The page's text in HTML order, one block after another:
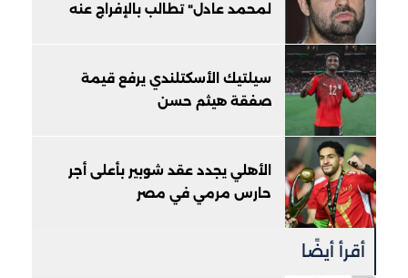
لمحمد عادل" تطالب بالإفراج عنه
سيلتيك الأسكتلندي يرفع قيمة
صفقة هيثم حسن
الأهلي يجدد عقد شوبير بأعلى أجر
حارس مرمي في مصر
أقرأ أيضًا